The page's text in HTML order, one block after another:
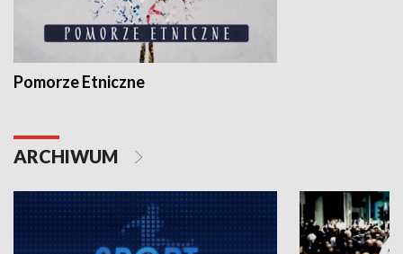
Pomorze Etniczne
ARCHIWUM